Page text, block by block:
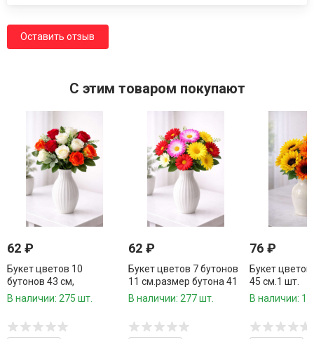
Оставить отзыв
C этим товаром покупают
62 ₽
Букет цветов 10
бутонов 43 см,
В наличии: 275 шт.
62 ₽
Букет цветов 7 бутонов
11 см.размер бутона 41
см.высота букета
В наличии: 277 шт.
76 ₽
Букет
45 см.1 шт.
В наличии: